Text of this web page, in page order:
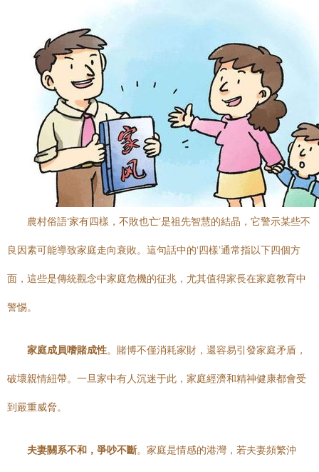
農村俗語‘家有四樣，不敗也亡’是祖先智慧的結晶，它警示某些不
良因素可能導致家庭走向衰敗。這句話中的‘四樣’通常指以下四個方
面，這些是傳統觀念中家庭危機的征兆，尤其值得家長在家庭教育中
警惕。
家庭成員嗜賭成性。賭博不僅消耗家財，還容易引發家庭矛盾，
破壞親情紐帶。一旦家中有人沉迷于此，家庭經濟和精神健康都會受
到嚴重威脅。
夫妻關系不和，爭吵不斷。家庭是情感的港灣，若夫妻頻繁沖